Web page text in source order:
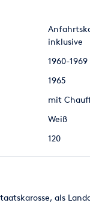
inklusive
1960-1969
1965
mit
Weiß
120
als